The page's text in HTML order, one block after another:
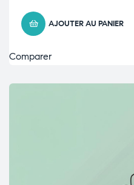
AJOUTER AU PANIER
Comparer